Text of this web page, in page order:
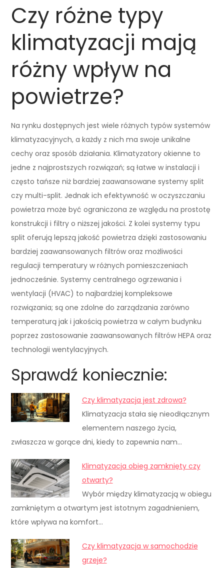
Czy różne typy
klimatyzacji mają
różny wpływ na
powietrze?
Na rynku dostępnych jest wiele różnych typów systemów
klimatyzacyjnych, a każdy z nich ma swoje unikalne
cechy oraz sposób działania. Klimatyzatory okienne to
jedne z najprostszych rozwiązań; są łatwe w instalacji i
często tańsze niż bardziej zaawansowane systemy split
czy multi-split. Jednak ich efektywność w oczyszczaniu
powietrza może być ograniczona ze względu na prostotę
konstrukcji i filtry o niższej jakości. Z kolei systemy typu
split oferują lepszą jakość powietrza dzięki zastosowaniu
bardziej zaawansowanych filtrów oraz możliwości
regulacji temperatury w różnych pomieszczeniach
jednocześnie. Systemy centralnego ogrzewania i
wentylacji (HVAC) to najbardziej kompleksowe
rozwiązania; są one zdolne do zarządzania zarówno
temperaturą jak i jakością powietrza w całym budynku
poprzez zastosowanie zaawansowanych filtrów HEPA oraz
technologii wentylacyjnych.
Sprawdź koniecznie:
Czy klimatyzacja jest zdrowa?
Klimatyzacja stała się nieodłącznym
elementem naszego życia,
zwłaszcza w gorące dni, kiedy to zapewnia nam…
Klimatyzacja obieg zamknięty czy
otwarty?
Wybór między klimatyzacją w obiegu
zamkniętym a otwartym jest istotnym zagadnieniem,
które wpływa na komfort…
Czy klimatyzacja w samochodzie
grzeje?